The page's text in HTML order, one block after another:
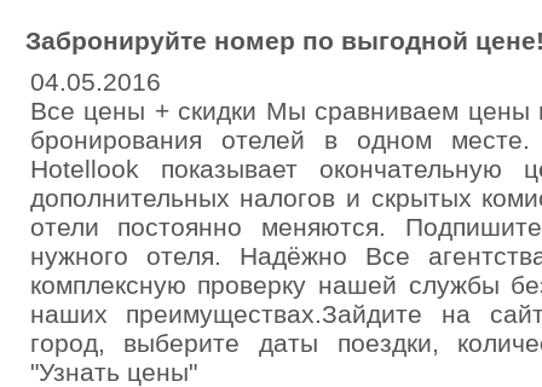
Забронируйте номер по выгодной
04.05.2016
Все цены + скидки Мы сравниваем цены
бронирования отелей в одном
Hotellook показывает окончательную
дополнительных налогов и скрытых
отели постоянно меняются.
нужного отеля. Надёжно Все
комплексную проверку нашей службы
наших преимуществах.Зайдите на
город, выберите даты поездки,
"Узнать цены"